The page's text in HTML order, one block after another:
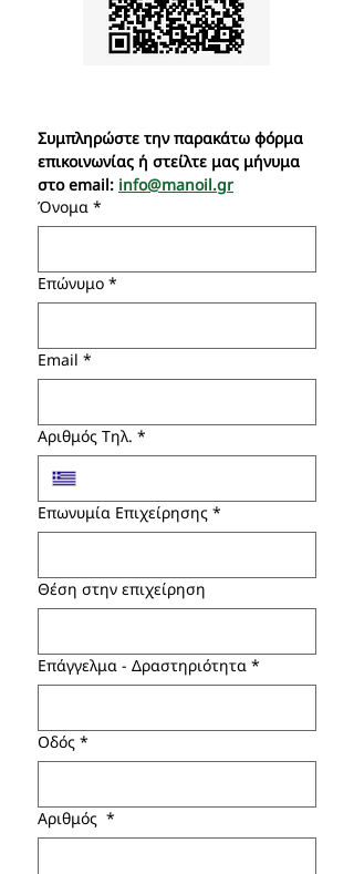
Συμπληρώστε την παρακάτω φόρμα
επικοινωνίας ή στείλτε μας μήνυμα
στο email: info@manoil.gr
Όνομα *
Επώνυμο *
Email *
Αριθμός Τηλ. *
Επωνυμία Επιχείρησης *
Θέση στην επιχείρηση
Επάγγελμα - Δραστηριότητα *
Οδός *
Αριθμός *